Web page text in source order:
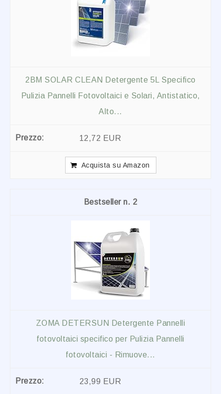
2BM SOLAR CLEAN Detergente 5L Specifico
Pulizia Pannelli Fotovoltaici e Solari, Antistatico,
Alto...
12,72 EUR
Acquista su Amazon
2
ZOMA DETERSUN Detergente Pannelli
fotovoltaici specifico per Pulizia Pannelli
fotovoltaici - Rimuove...
23,99 EUR